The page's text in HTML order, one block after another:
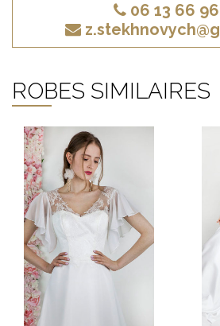
06 13 66
ROBES SIMILAIRES